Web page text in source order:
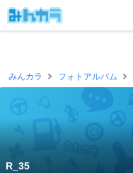
みんカラ フォトアルバム
R_35